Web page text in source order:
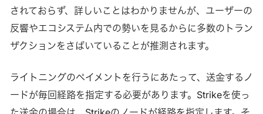
されておらず、詳しいことはわかりませんが、ユーザーの
反響やエコシステム内での勢いを見るからに多数のトラン
ザクションをさばいていることが推測されます。
ライトニングのペイメントを行うにあたって、送金するノ
ードが毎回経路を指定する必要があります。Strikeを使っ